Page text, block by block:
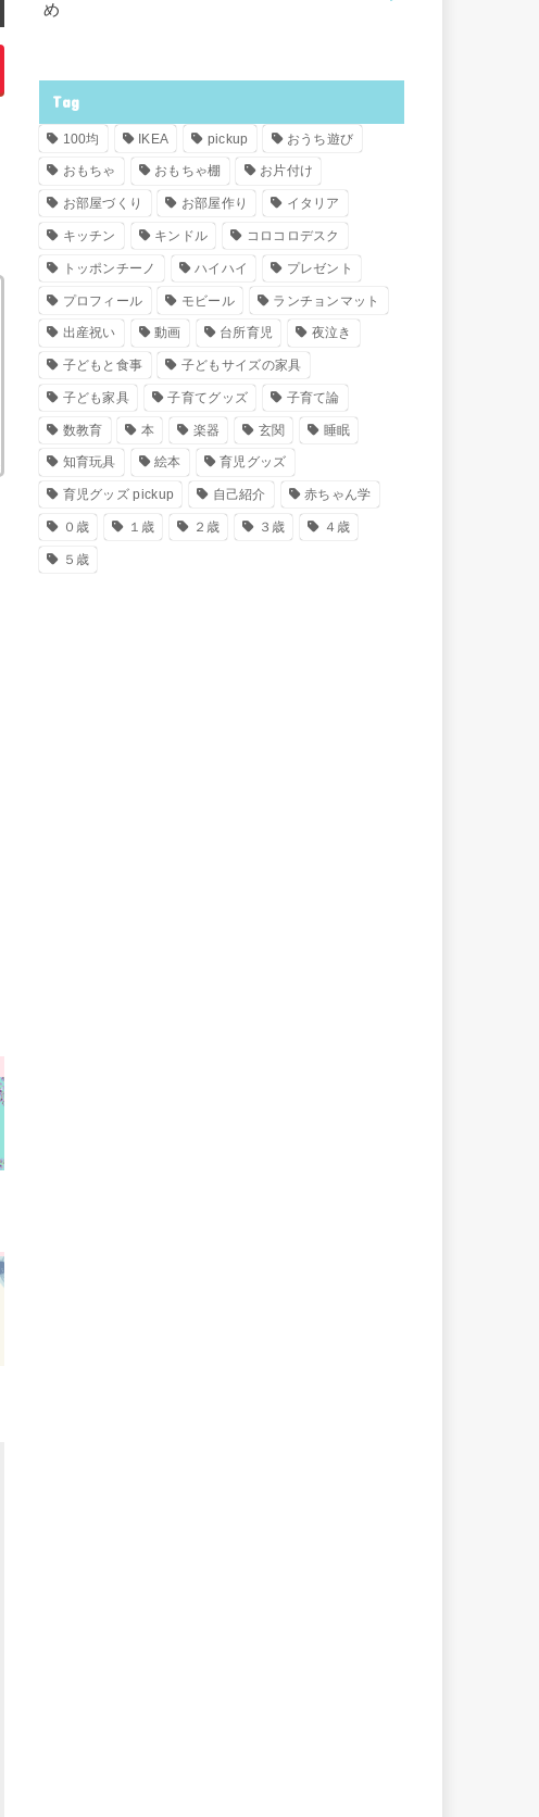
め
Tag
100均 IKEA pickup おうち遊び
おもちゃ おもちゃ棚 お片付け
お部屋づくり お部屋作り イタリア
キッチン キンドル コロコロデスク
トッポンチーノ ハイハイ プレゼント
プロフィール モビール ランチョンマット
出産祝い 動画 台所育児 夜泣き
子どもと食事 子どもサイズの家具
子ども家具 子育てグッズ 子育て論
数教育 本 楽器 玄関 睡眠
知育玩具 絵本 育児グッズ
育児グッズ pickup 自己紹介 赤ちゃん学
０歳 １歳 ２歳 ３歳 ４歳
５歳